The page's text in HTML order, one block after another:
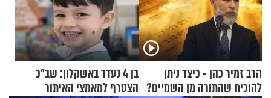
הרב זמיר כהן - כיצד ניתן
להוכיח שהתורה מן השמיים?
בן 4 נעדר באשקלון: שב"כ
הצטרף למאמצי האיתור